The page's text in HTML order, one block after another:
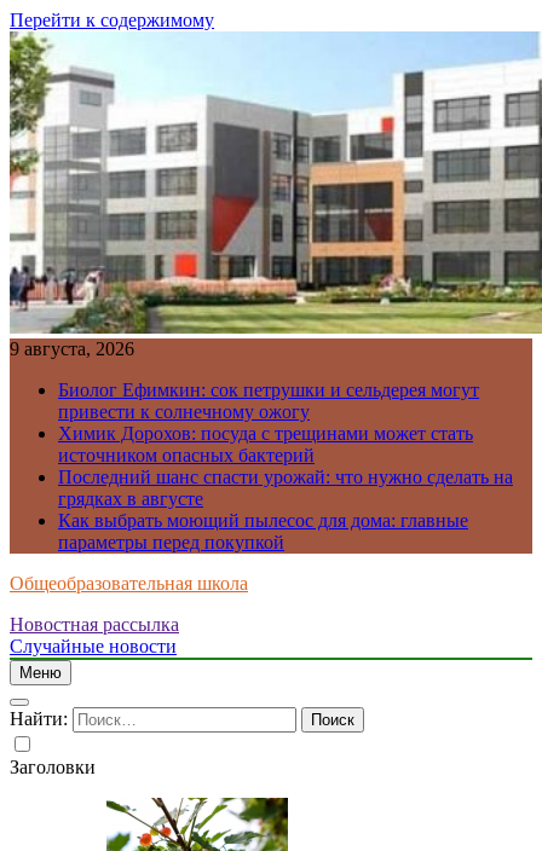
Перейти к содержимому
9 августа, 2026
Биолог Ефимкин: сок петрушки и сельдерея могут
привести к солнечному ожогу
Химик Дорохов: посуда с трещинами может стать
источником опасных бактерий
Последний шанс спасти урожай: что нужно сделать на
грядках в августе
Как выбрать моющий пылесос для дома: главные
параметры перед покупкой
Общеобразовательная школа
Новостная рассылка
Случайные новости
Меню
Найти:
Заголовки